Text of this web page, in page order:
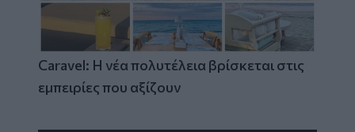
Caravel: Η νέα πολυτέλεια βρίσκεται στις
εμπειρίες που αξίζουν